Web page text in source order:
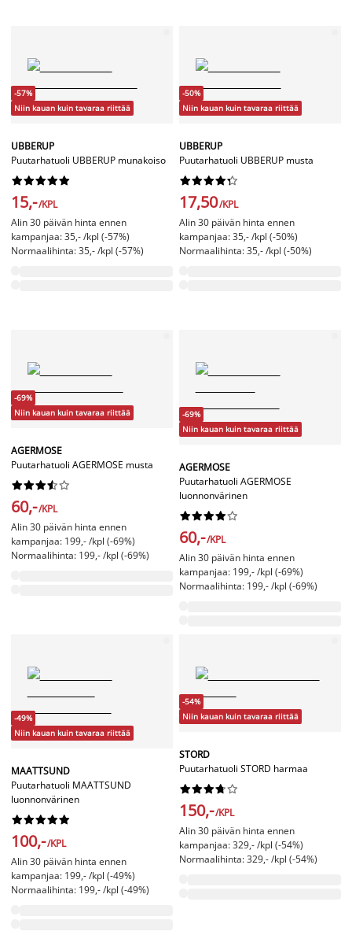
-57%
Niin kauan kuin tavaraa riittää
UBBERUP
Puutarhatuoli UBBERUP munakoiso






15,-/KPL
Alin 30 päivän hinta ennen
kampanjaa: 35,- /kpl (-57%)
Normaalihinta: 35,- /kpl (-57%)
-50%
Niin kauan kuin tavaraa riittää
UBBERUP
Puutarhatuoli UBBERUP musta






17,50/KPL
Alin 30 päivän hinta ennen
kampanjaa: 35,- /kpl (-50%)
Normaalihinta: 35,- /kpl (-50%)
-69%
Niin kauan kuin tavaraa riittää
AGERMOSE
Puutarhatuoli AGERMOSE musta






60,-/KPL
Alin 30 päivän hinta ennen
kampanjaa: 199,- /kpl (-69%)
Normaalihinta: 199,- /kpl (-69%)
-69%
Niin kauan kuin tavaraa riittää
AGERMOSE
Puutarhatuoli AGERMOSE
luonnonvärinen






60,-/KPL
Alin 30 päivän hinta ennen
kampanjaa: 199,- /kpl (-69%)
Normaalihinta: 199,- /kpl (-69%)
-49%
Niin kauan kuin tavaraa riittää
MAATTSUND
Puutarhatuoli MAATTSUND
luonnonvärinen






100,-/KPL
Alin 30 päivän hinta ennen
kampanjaa: 199,- /kpl (-49%)
Normaalihinta: 199,- /kpl (-49%)
-54%
Niin kauan kuin tavaraa riittää
STORD
Puutarhatuoli STORD harmaa






150,-/KPL
Alin 30 päivän hinta ennen
kampanjaa: 329,- /kpl (-54%)
Normaalihinta: 329,- /kpl (-54%)